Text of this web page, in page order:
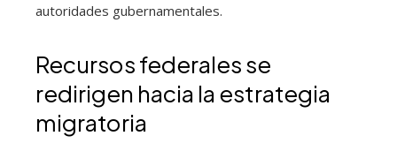
autoridades gubernamentales.
Recursos federales se
redirigen hacia la estrategia
migratoria